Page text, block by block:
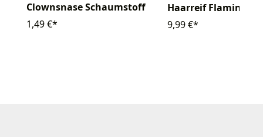
Clownsnase Schaumstoff
1,49 €*
Haarreif Flamingo
9,99 €*